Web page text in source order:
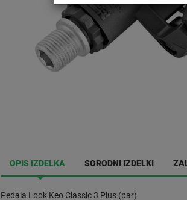
OPIS IZDELKA SORODNI IZDELKI
Pedala Look Keo Classic 3 Plus (par)